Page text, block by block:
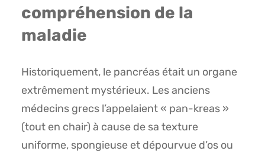
compréhension de la
maladie
Historiquement, le pancréas était un organe
extrêmement mystérieux. Les anciens
médecins grecs l’appelaient « pan-kreas »
(tout en chair) à cause de sa texture
uniforme, spongieuse et dépourvue d’os ou